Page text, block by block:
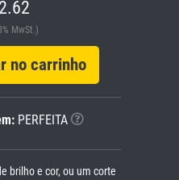
MwSt.)
carrinho
PERFEITA
brilho e cor, ou um corte